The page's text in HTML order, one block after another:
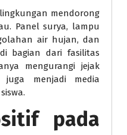
mendorong
Panel surya, lampu
air hujan, dan
bagian dari fasilitas
mengurangi jejak
juga menjadi media
pada